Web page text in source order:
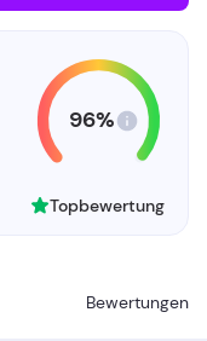
Bewertungen
96%
Topbewertung